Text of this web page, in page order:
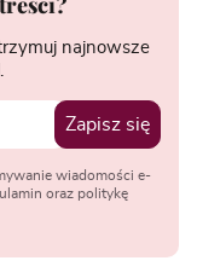
najnowsze
Zapisz się
wiadomości e-
oraz politykę